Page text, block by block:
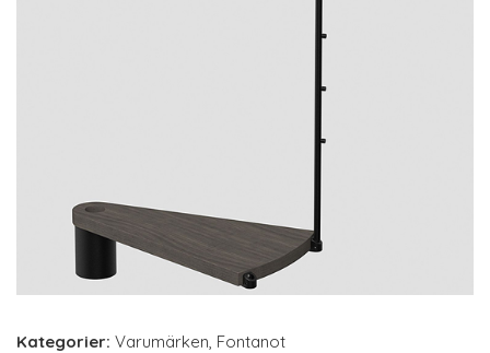
Kategorier: Varumärken, Fontanot